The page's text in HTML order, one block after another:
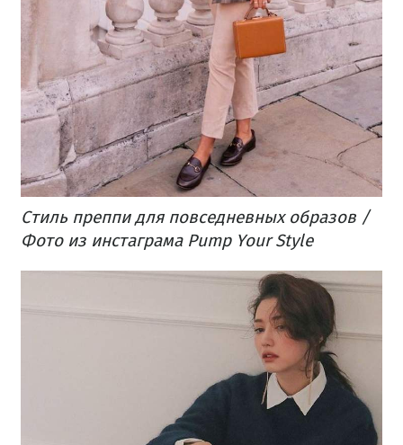
Стиль преппи для повседневных образов /
Фото из инстаграма Pump Your Style